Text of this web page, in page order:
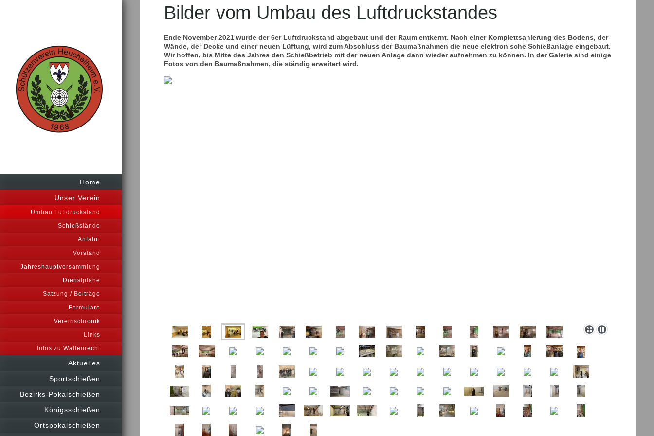
Home
Unser Verein
Umbau Luftdruckstand
Schießstände
Anfahrt
Vorstand
Jahreshauptversammlung
Dienstpläne
Satzung / Beiträge
Formulare
Vereinschronik
Links
Infos zu Waffenrecht
Aktuelles
Sportschießen
Bezirks-Pokalschießen
Königsschießen
Ortspokalschießen
Bilder vom Umbau des Luftdruckstandes
Ende November 2021 wurde der 6er Luftdruckstand abgebaut und der Raum entkernt. Nach einer Komplettsanierung des Bodens, der
Wände, der Decke und einer neuen Lüftung, wird zum Abschluss der Baumaßnahmen die neue elektronische Schießanlage eingebaut.
Wir hoffen, bis Mitte des Jahres den Schießbetrieb mit der neuen Anlage dann wieder aufnehmen zu können. In der Galerie sind einige
Fotos von den Baumaßnahmen, die ständig erweitert wird.